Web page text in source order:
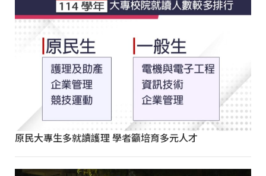
原民大專生多就讀護理 學者籲培育多元人才